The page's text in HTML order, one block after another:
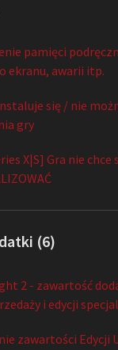
pamięci
ekranu, awarii itp.
się / nie
gry
X|S] Gra nie chce
(6)
2 - zawartość
i edycji
zawartości Edycji